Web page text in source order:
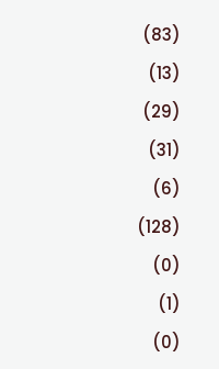
(83)
(13)
(29)
(31)
(6)
(128)
(0)
(1)
(0)